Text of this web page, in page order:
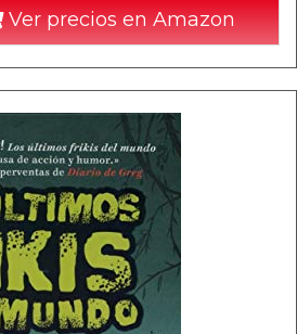
Ver precios en Amazon